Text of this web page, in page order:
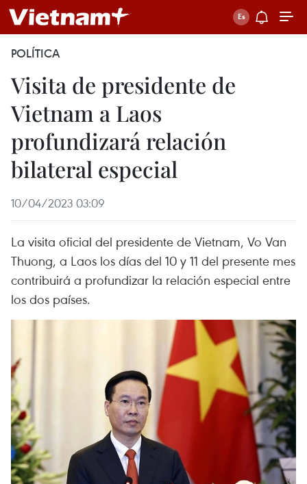
POLÍTICA
Visita de presidente de
Vietnam a Laos
profundizará relación
bilateral especial
10/04/2023 03:09
La visita oficial del presidente de Vietnam, Vo Van
Thuong, a Laos los días del 10 y 11 del presente mes
contribuirá a profundizar la relación especial entre
los dos países.